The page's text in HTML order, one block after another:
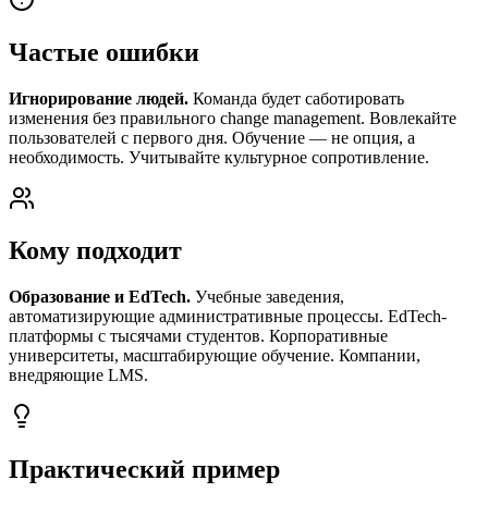
Частые ошибки
Игнорирование людей. Команда будет саботировать
изменения без правильного change management. Вовлекайте
пользователей с первого дня. Обучение — не опция, а
необходимость. Учитывайте культурное сопротивление.
Кому подходит
Образование и EdTech. Учебные заведения,
автоматизирующие административные процессы. EdTech-
платформы с тысячами студентов. Корпоративные
университеты, масштабирующие обучение. Компании,
внедряющие LMS.
Практический пример